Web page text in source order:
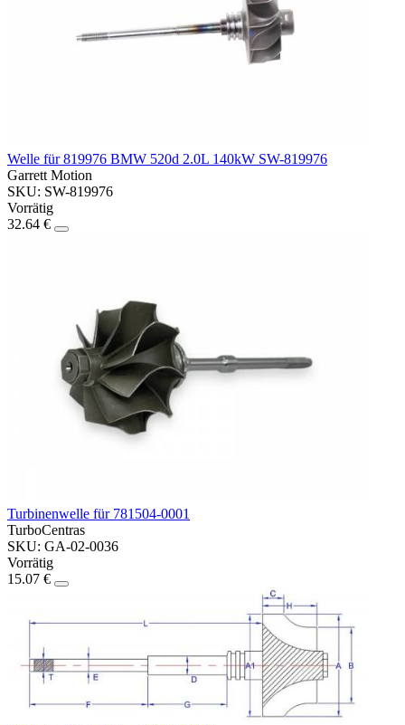
Welle für 819976 BMW 520d 2.0L 140kW SW-819976
Garrett Motion
SKU: SW-819976
Vorrätig
32.64 €
Turbinenwelle für 781504-0001
TurboCentras
SKU: GA-02-0036
Vorrätig
15.07 €